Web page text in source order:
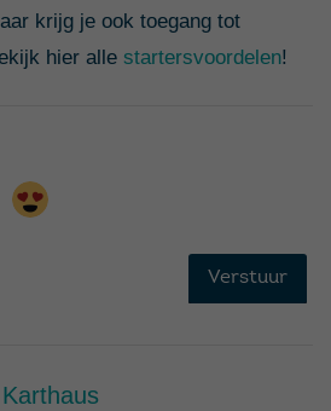
krijg je ook toegang tot
hier alle startersvoordelen!